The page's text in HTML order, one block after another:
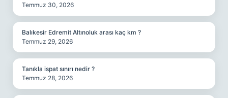
Temmuz 30, 2026
Balıkesir Edremit Altınoluk arası kaç km ?
Temmuz 29, 2026
Tanıkla ispat sınırı nedir ?
Temmuz 28, 2026